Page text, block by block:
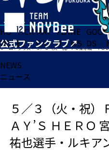
HO
ME
TICK
ET
MAT
CH
TEA
M
NE
WS
GOO
DS
ホーム>グッズ>５／３（火・祝）ＦＣ東京戦 ＴＯＤＡＹ’Ｓ Ｈ
NEWS
ニュース
５／３（火・祝
ＡＹ’Ｓ ＨＥＲＯ
祐也選手・ルキア